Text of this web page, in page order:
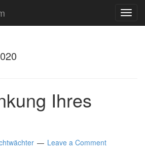
Ihres
Leave a Comment